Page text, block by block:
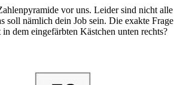
vor uns. Leider sind nicht alle
soll nämlich dein Job sein. Die exakte Frage
dem eingefärbten Kästchen unten rechts?